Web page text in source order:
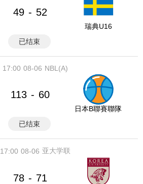
49 - 52
瑞典U16
已结束
08-06
17:00 NBL(A)
113 - 60
日本B聯賽聯隊
已结束
08-06
17:00 亚大学联
78 - 71